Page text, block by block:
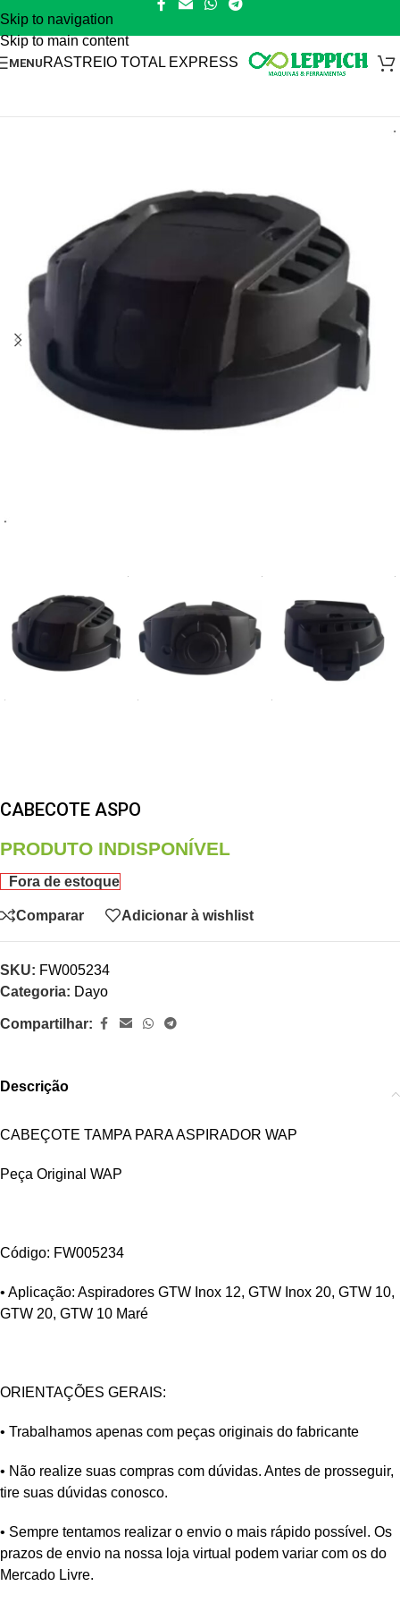
Skip to navigation
Skip to main content
MENU RASTREIO TOTAL EXPRESS
CABECOTE ASPO
PRODUTO INDISPONÍVEL
Fora de estoque
Comparar Adicionar à wishlist
SKU: FW005234
Categoria: Dayo
Compartilhar:
Descrição
CABEÇOTE TAMPA PARA ASPIRADOR WAP
Peça Original WAP
Código: FW005234
• Aplicação: Aspiradores GTW Inox 12, GTW Inox 20, GTW 10,
GTW 20, GTW 10 Maré
ORIENTAÇÕES GERAIS:
• Trabalhamos apenas com peças originais do fabricante
• Não realize suas compras com dúvidas. Antes de prosseguir,
tire suas dúvidas conosco.
• Sempre tentamos realizar o envio o mais rápido possível. Os
prazos de envio na nossa loja virtual podem variar com os do
Mercado Livre.